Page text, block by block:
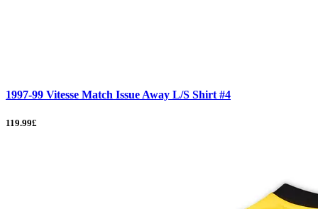
1997-99 Vitesse Match Issue Away L/S Shirt #4
119.99£